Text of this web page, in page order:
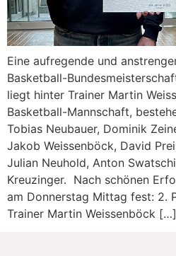
Eine aufregende und
Basketball-
liegt hinter Trainer Martin
Basketball-Mannschaft,
Tobias Neubauer, Dominik
Jakob Weissenböck, David
Julian Neuhold, Anton
Kreuzinger. Nach schönen
am Donnerstag Mittag fest: 2.
Trainer Martin Weissenböck […]